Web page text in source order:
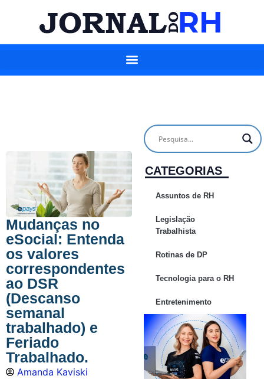
Mudanças no
eSocial: Entenda
os valores
correspondentes
ao DSR
(Descanso
semanal
trabalhado) e
Feriado
Trabalhado.
Amanda Kaviski
CATEGORIAS
Assuntos de RH
Legislação
Trabalhista
Rotinas de DP
Tecnologia para o RH
Entretenimento